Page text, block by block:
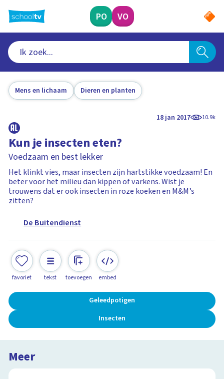
naar
hoofdinhoud
PO VO
Mens en lichaam Dieren en planten
18 jan 2017 10.9k
Kun je insecten eten?
Voedzaam en best lekker
Het klinkt vies, maar insecten zijn hartstikke voedzaam! En
beter voor het milieu dan kippen of varkens. Wist je
trouwens dat er ook insecten in roze koeken en M&M’s
zitten?
De Buitendienst
favoriet tekst toevoegen embed
Geleedpotigen
Insecten
Meer